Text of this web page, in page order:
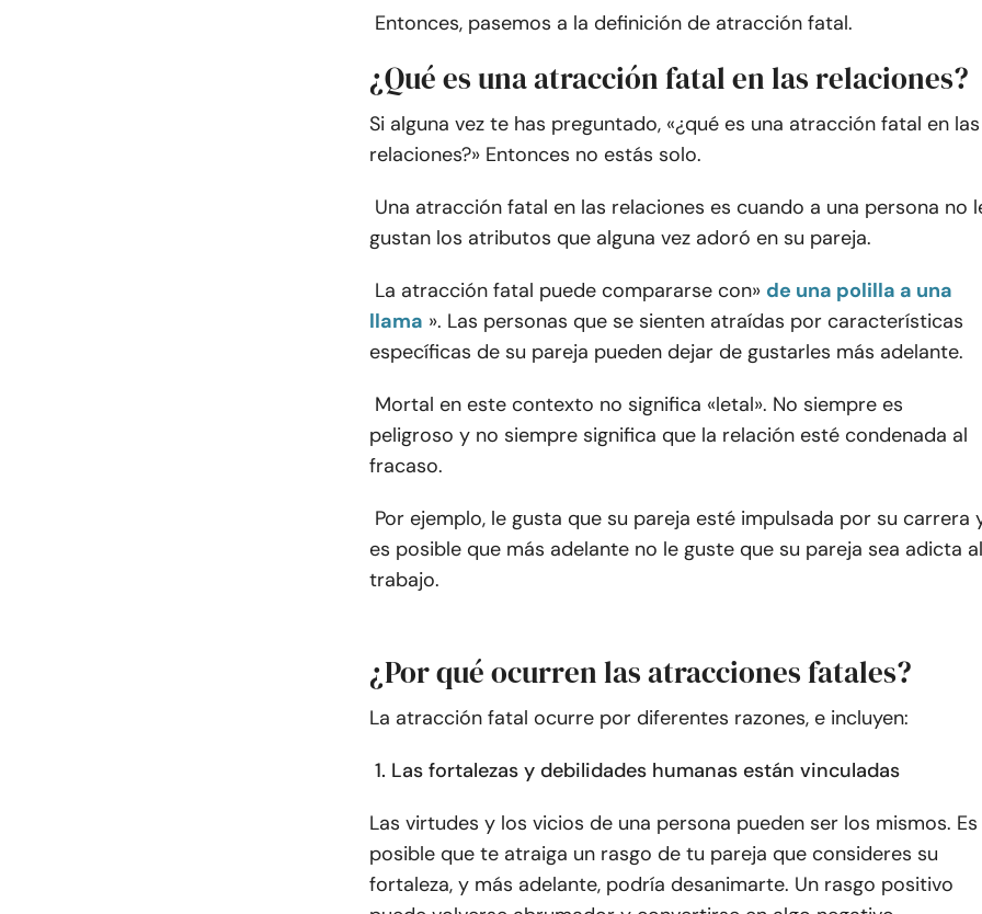
Entonces, pasemos a la definición de atracción fatal.
¿Qué es una atracción fatal en las relaciones?
Si alguna vez te has preguntado, «¿qué es una atracción fatal en las
relaciones?» Entonces no estás solo.
Una atracción fatal en las relaciones es cuando a una persona no
gustan los atributos que alguna vez adoró en su pareja.
La atracción fatal puede compararse con» de una polilla a una
llama ». Las personas que se sienten atraídas por características
específicas de su pareja pueden dejar de gustarles más adelante.
Mortal en este contexto no significa «letal». No siempre es
peligroso y no siempre significa que la relación esté condenada al
fracaso.
Por ejemplo, le gusta que su pareja esté impulsada por su carrera
es posible que más adelante no le guste que su pareja sea adicta al
trabajo.
¿Por qué ocurren las atracciones fatales?
La atracción fatal ocurre por diferentes razones, e incluyen:
1. Las fortalezas y debilidades humanas están vinculadas
Las virtudes y los vicios de una persona pueden ser los mismos. Es
posible que te atraiga un rasgo de tu pareja que consideres su
fortaleza, y más adelante, podría desanimarte. Un rasgo positivo